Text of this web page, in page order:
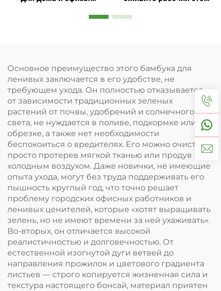
минимальным уходом
Основное преимущество этого бамбука для
ленивых заключается в его удобстве, не
требующем ухода. Он полностью отказывается
от зависимости традиционных зеленых
растений от почвы, удобрений и солнечного
света, не нуждается в поливе, подкормке или
обрезке, а также нет необходимости
беспокоиться о вредителях. Его можно очистить,
просто протерев мягкой тканью или продув
холодным воздухом. Даже новички, не имеющие
опыта ухода, могут без труда поддерживать его
пышность круглый год, что точно решает
проблему городских офисных работников и
ленивых ценителей, которые «хотят выращивать
зелень, но не имеют времени за ней ухаживать».
Во-вторых, он отличается высокой
реалистичностью и долговечностью. От
естественной изогнутой дуги ветвей до
направления прожилок и цветового градиента
листьев — строго копируется жизненная сила и
текстура настоящего бонсай, материал приятен